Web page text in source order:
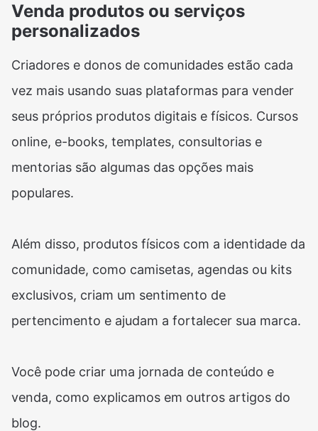
Venda produtos ou serviços
personalizados
Criadores e donos de comunidades estão cada
vez mais usando suas plataformas para vender
seus próprios produtos digitais e físicos. Cursos
online, e-books, templates, consultorias e
mentorias são algumas das opções mais
populares.
Além disso, produtos físicos com a identidade da
comunidade, como camisetas, agendas ou kits
exclusivos, criam um sentimento de
pertencimento e ajudam a fortalecer sua marca.
Você pode criar uma jornada de conteúdo e
venda, como explicamos em outros artigos do
blog.